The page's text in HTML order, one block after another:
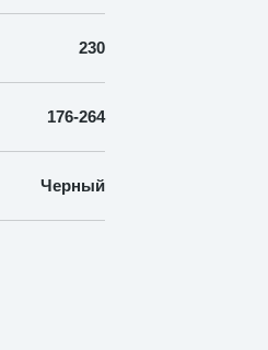
230
176-264
Черный